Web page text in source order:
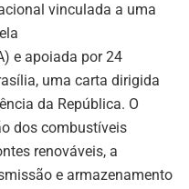
vinculada a uma
e apoiada por 24
uma carta dirigida
da República. O
dos combustíveis
renováveis, a
e armazenamento